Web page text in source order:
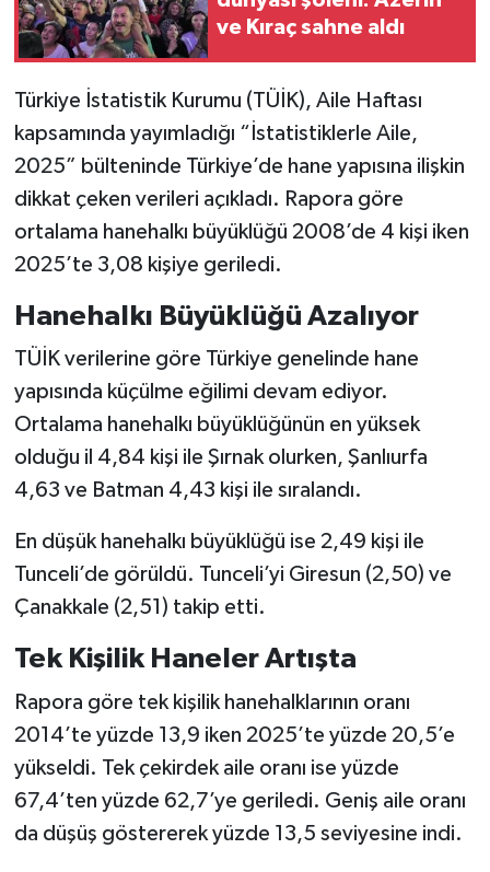
ve Kıraç sahne aldı
Türkiye İstatistik Kurumu (TÜİK), Aile Haftası
kapsamında yayımladığı “İstatistiklerle Aile,
2025” bülteninde Türkiye’de hane yapısına ilişkin
dikkat çeken verileri açıkladı. Rapora göre
ortalama hanehalkı büyüklüğü 2008’de 4 kişi iken
2025’te 3,08 kişiye geriledi.
Hanehalkı Büyüklüğü Azalıyor
TÜİK verilerine göre Türkiye genelinde hane
yapısında küçülme eğilimi devam ediyor.
Ortalama hanehalkı büyüklüğünün en yüksek
olduğu il 4,84 kişi ile Şırnak olurken, Şanlıurfa
4,63 ve Batman 4,43 kişi ile sıralandı.
En düşük hanehalkı büyüklüğü ise 2,49 kişi ile
Tunceli’de görüldü. Tunceli’yi Giresun (2,50) ve
Çanakkale (2,51) takip etti.
Tek Kişilik Haneler Artışta
Rapora göre tek kişilik hanehalklarının oranı
2014’te yüzde 13,9 iken 2025’te yüzde 20,5’e
yükseldi. Tek çekirdek aile oranı ise yüzde
67,4’ten yüzde 62,7’ye geriledi. Geniş aile oranı
da düşüş göstererek yüzde 13,5 seviyesine indi.